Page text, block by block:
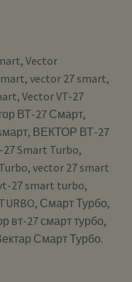
Vector
vector 27 smart,
Vector VT-27
ВТ-27 Смарт,
sмарт, ВЕКТОР ВТ-27
Smart Turbo,
vector 27 smart
vt-27 smart turbo,
Смарт Турбо,
вт-27 смарт турбо,
Смарт Турбо.